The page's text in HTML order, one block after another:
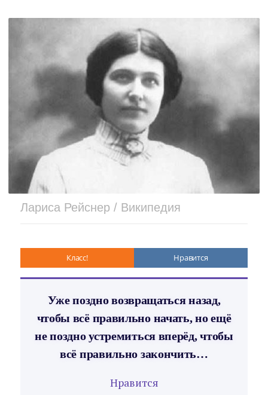
Лариса Рейснер / Википедия
Класс! Нравится
Уже поздно возвращаться назад,
чтобы всё правильно начать, но ещё
не поздно устремиться вперёд, чтобы
всё правильно закончить…
Нравится